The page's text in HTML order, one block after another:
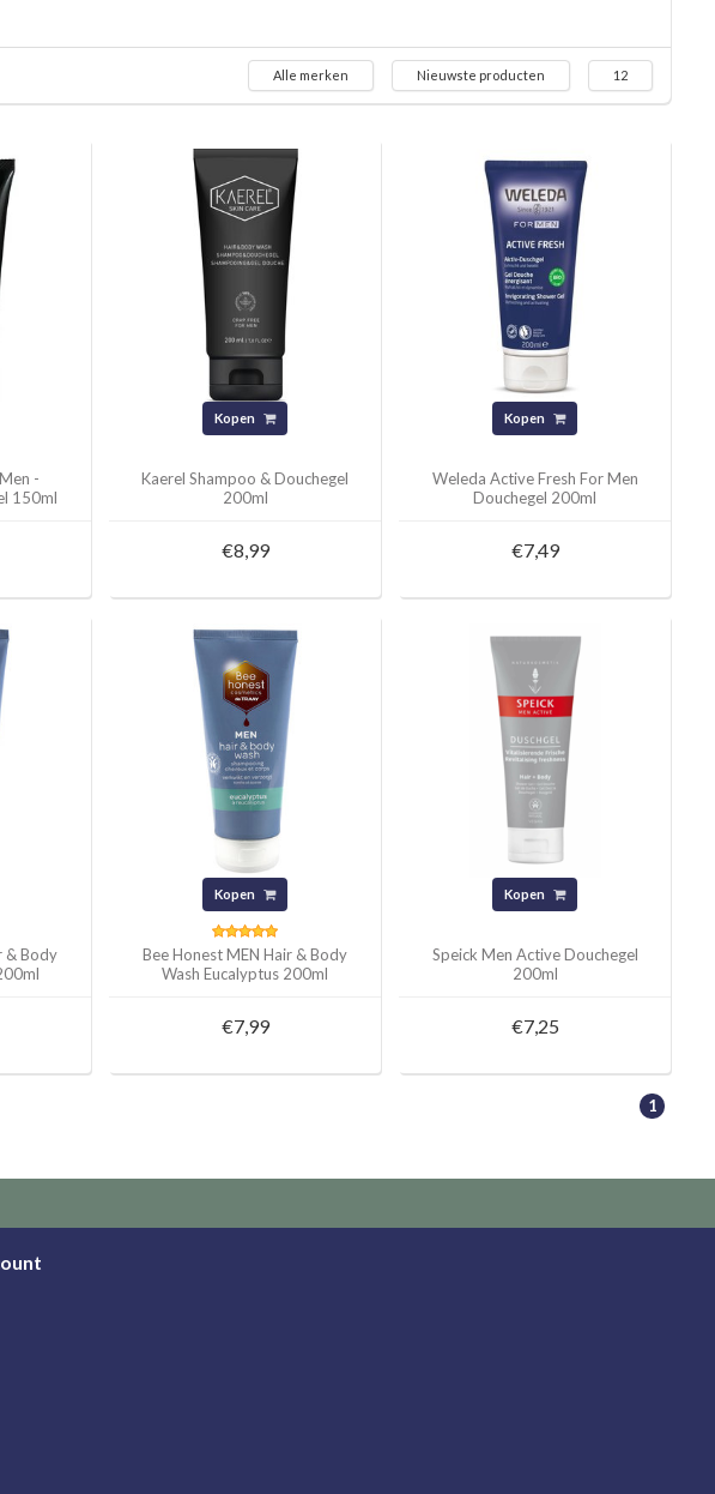
Alle merken Nieuwste producten 12
-
150ml
Kopen
Kaerel Shampoo & Douchegel
200ml
€8,99
Kopen
Weleda Active Fresh For Men
Douchegel 200ml
€7,49
& Body
Kopen
Bee Honest MEN Hair & Body
Wash Eucalyptus 200ml
€7,99
Kopen
Speick Men Active Douchegel
200ml
€7,25
1